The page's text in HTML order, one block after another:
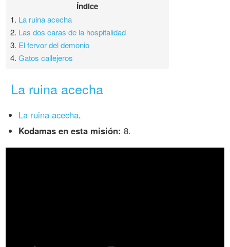
Índice
1. La ruina acecha
2. Las dos caras de la hospitalidad
3. El fervor del demonio
4.Gatos callejeros
La ruina acecha
La ruina acecha.
Kodamas en esta misión: 8.